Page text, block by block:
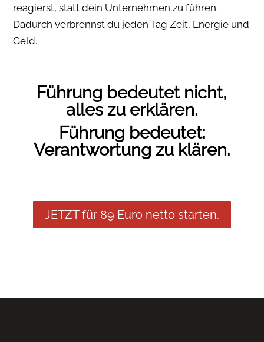
reagierst, statt dein Unternehmen zu führen.
Dadurch verbrennst du jeden Tag Zeit, Energie und
Geld.
Führung bedeutet nicht,
alles zu erklären.
Führung bedeutet:
Verantwortung zu klären.
JETZT für 89 Euro netto starten.